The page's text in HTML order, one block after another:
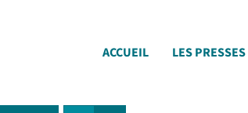
ACCUEIL LES PRESSES